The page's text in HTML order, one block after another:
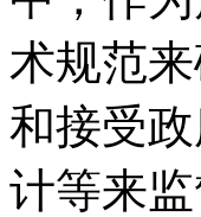
术规范
和接受政
计等来